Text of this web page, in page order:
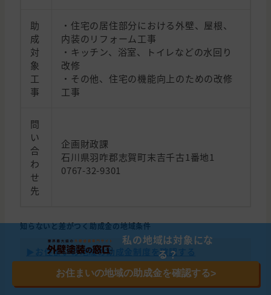
助
成
対
象
工
事
・住宅の居住部分における外壁、屋根、
内装のリフォーム工事
・キッチン、浴室、トイレなどの水回り
改修
・その他、住宅の機能向上のための改修
工事
問
い
合
わ
せ
先
企画財政課
石川県羽咋郡志賀町末吉千古1番地1
0767-32-9301
知らないと差がつく助成金の地域条件
▶︎お住まいの地域の助成金制度を確認する
※今年度の受付が始まっています(予算上限に達し次第終了)
私の地域は対象にな
る？
お住まいの地域の助成金を確認する>